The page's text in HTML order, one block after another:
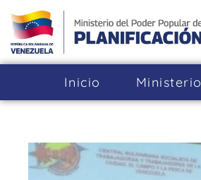
Inicio Ministerio